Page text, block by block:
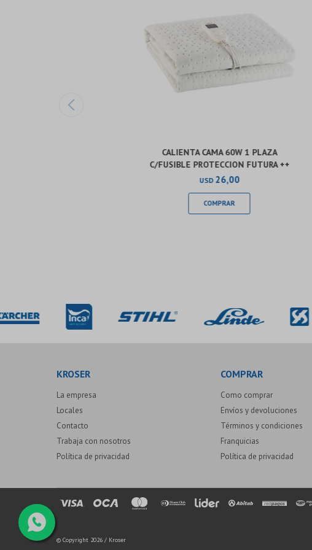
CALIENTA CAMA 60W 1 PLAZA
C/FUSIBLE PROTECCION FUTURA ++
USD 26,00
KROSER
La empresa
Locales
Contacto
Trabaja con nosotros
Política de privacidad
COMPRAR
Como comprar
Envíos y devoluciones
Términos y condiciones
Franquicias
Política de privacidad
© Copyright 2026 / Kroser